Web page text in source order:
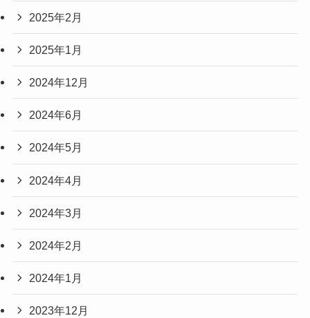
2025年2月
2025年1月
2024年12月
2024年6月
2024年5月
2024年4月
2024年3月
2024年2月
2024年1月
2023年12月